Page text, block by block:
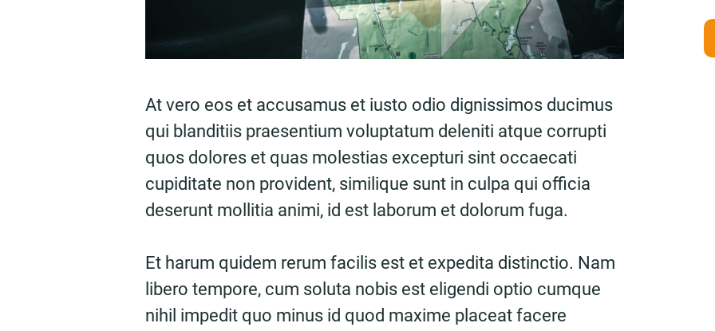
At vero eos et accusamus et iusto odio dignissimos ducimus
qui blanditiis praesentium voluptatum deleniti atque corrupti
quos dolores et quas molestias excepturi sint occaecati
cupiditate non provident, similique sunt in culpa qui officia
deserunt mollitia animi, id est laborum et dolorum fuga.
Et harum quidem rerum facilis est et expedita distinctio. Nam
libero tempore, cum soluta nobis est eligendi optio cumque
nihil impedit quo minus id quod maxime placeat facere